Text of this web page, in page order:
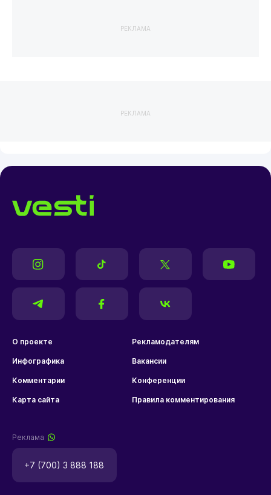
РЕКЛАМА
РЕКЛАМА
О проекте Рекламодателям
Инфографика Вакансии
Комментарии Конференции
Карта сайта Правила комментирования
Реклама
+7 (700) 3 888 188